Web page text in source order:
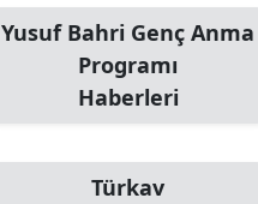
Yusuf Bahri Genç Anma
Programı
Haberleri
Türkav